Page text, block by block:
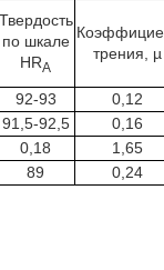
Твердость
по шкале
HRA
трения, µ
92-93
0,12
91,5-92,5
0,16
0,18
1,65
89 0,24